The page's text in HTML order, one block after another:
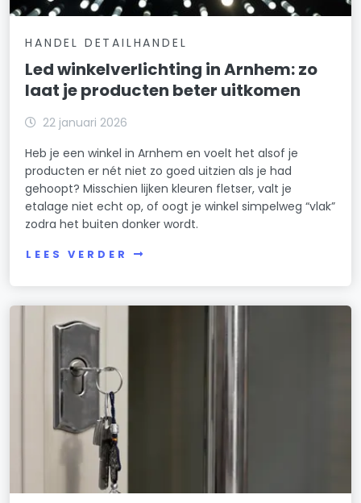
HANDEL DETAILHANDEL
Led winkelverlichting in Arnhem: zo
laat je producten beter uitkomen
22 januari 2026
Heb je een winkel in Arnhem en voelt het alsof je
producten er nét niet zo goed uitzien als je had
gehoopt? Misschien lijken kleuren fletser, valt je
etalage niet echt op, of oogt je winkel simpelweg “vlak”
zodra het buiten donker wordt.
LEES VERDER